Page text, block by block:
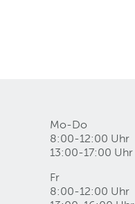
Mo-Do
8:00-12:00 Uhr
13:00-17:00 Uhr
Fr
8:00-12:00 Uhr